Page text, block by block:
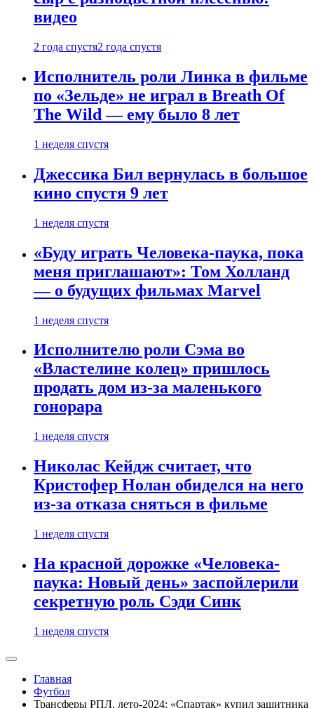
видео
2 года спустя2 года спустя
Исполнитель роли Линка в фильме
по «Зельде» не играл в Breath Of
The Wild — ему было 8 лет
1 неделя спустя
Джессика Бил вернулась в большое
кино спустя 9 лет
1 неделя спустя
«Буду играть Человека-паука, пока
меня приглашают»: Том Холланд
— о будущих фильмах Marvel
1 неделя спустя
Исполнителю роли Сэма во
«Властелине колец» пришлось
продать дом из-за маленького
гонорара
1 неделя спустя
Николас Кейдж считает, что
Кристофер Нолан обиделся на него
из-за отказа сняться в фильме
1 неделя спустя
На красной дорожке «Человека-
паука: Новый день» заспойлерили
секретную роль Сэди Синк
1 неделя спустя
Главная
Футбол
Трансферы РПЛ, лето-2024: «Спартак» купил защитника